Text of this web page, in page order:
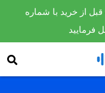
از خرید با شماره